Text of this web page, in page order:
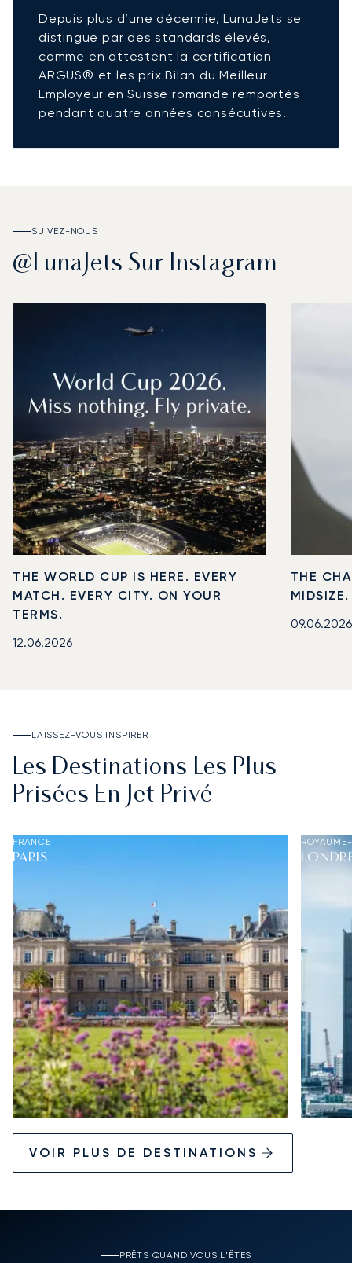
Depuis plus d’une décennie, LunaJets se
distingue par des standards élevés,
comme en attestent la certification
ARGUS® et les prix Bilan du Meilleur
Employeur en Suisse romande remportés
pendant quatre années consécutives.
SUIVEZ-NOUS
@LunaJets Sur Instagram
THE WORLD CUP IS HERE. EVERY
MATCH. EVERY CITY. ON YOUR
TERMS.
12.06.2026
THE
09.06.2026
LAISSEZ-VOUS INSPIRER
Les Destinations Les Plus
Prisées En Jet Privé
FRANCE
PARIS
VOIR PLUS DE DESTINATIONS
PRÊTS QUAND VOUS L'ÊTES